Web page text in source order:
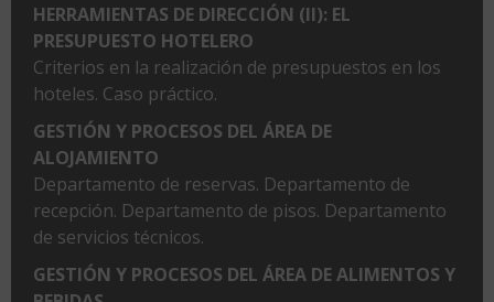
HERRAMIENTAS DE DIRECCIÓN (II): EL
PRESUPUESTO HOTELERO
Criterios en la realización de presupuestos en los
hoteles. Caso práctico.
GESTIÓN Y PROCESOS DEL ÁREA DE
ALOJAMIENTO
Departamento de reservas. Departamento de
recepción. Departamento de pisos. Departamento
de servicios técnicos.
GESTIÓN Y PROCESOS DEL ÁREA DE ALIMENTOS Y